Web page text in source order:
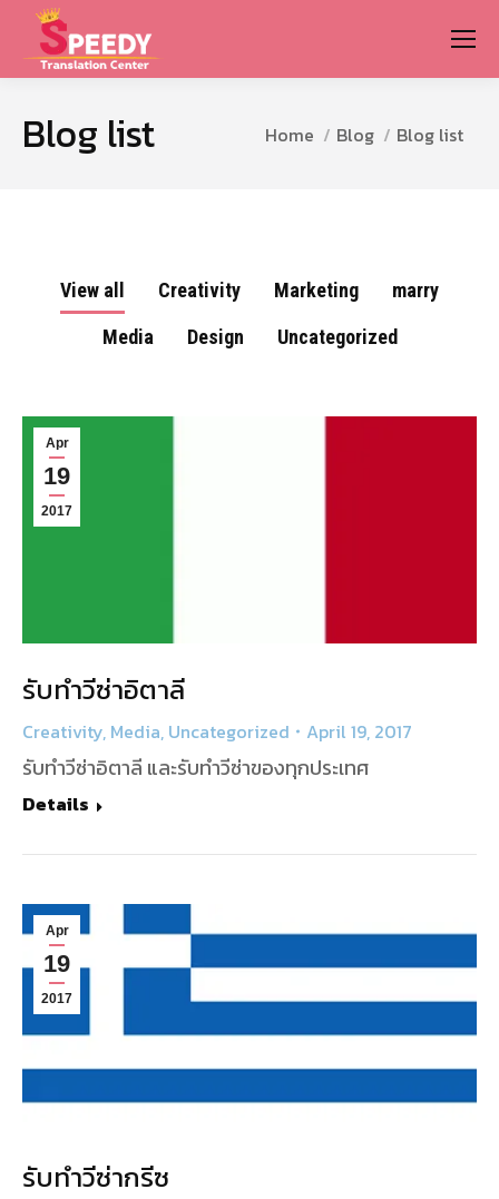
Blog list You are here:
Home Blog Blog list
View all Creativity Marketing
marry
Media
Design Uncategorized
Apr
19
2017
รับทำวีซ่าอิตาลี
Creativity, Media, Uncategorized April 19, 2017
รับทำวีซ่าอิตาลี และรับทำวีซ่าของทุกประเทศ
Details
Apr
19
2017
รับทำวีซ่ากรีซ